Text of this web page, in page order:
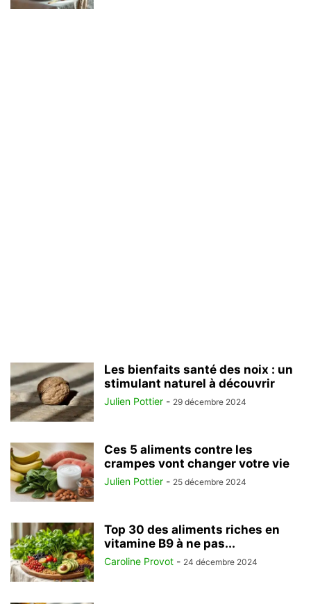
Les bienfaits santé des noix : un
stimulant naturel à découvrir
Julien Pottier - 29 décembre 2024
Ces 5 aliments contre les
crampes vont changer votre vie
Julien Pottier - 25 décembre 2024
Top 30 des aliments riches en
vitamine B9 à ne pas...
Caroline Provot - 24 décembre 2024